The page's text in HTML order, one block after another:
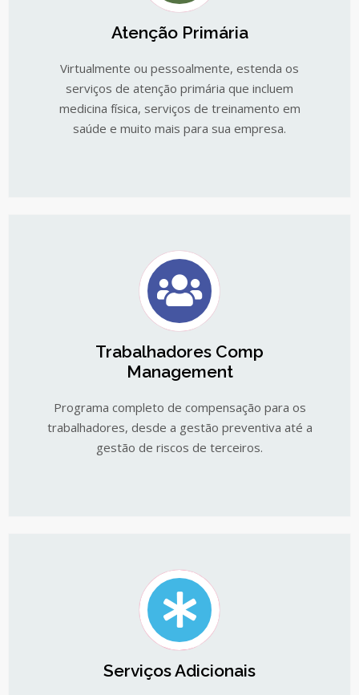
Atenção Primária
Virtualmente ou pessoalmente, estenda os
serviços de atenção primária que incluem
medicina física, serviços de treinamento em
saúde e muito mais para sua empresa.
Trabalhadores Comp
Management
Programa completo de compensação para os
trabalhadores, desde a gestão preventiva até a
gestão de riscos de terceiros.
Serviços Adicionais